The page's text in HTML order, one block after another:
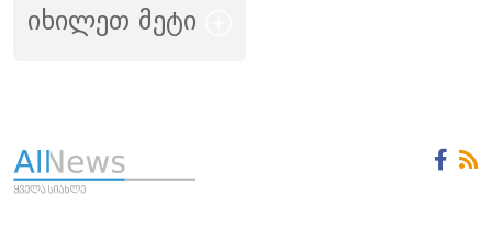
იხილეთ მეტი